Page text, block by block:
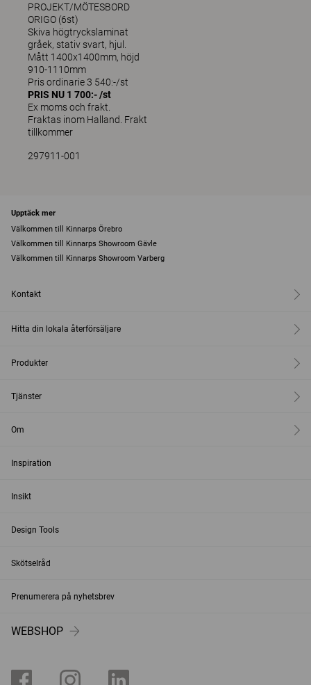
PROJEKT/MÖTESBORD
ORIGO (6st)
Skiva högtryckslaminat
gråek, stativ svart, hjul.
Mått 1400x1400mm, höjd
910-1110mm
Pris ordinarie 3 540:-/st
PRIS NU 1 700:- /st
Ex moms och frakt.
Fraktas inom Halland. Frakt
tillkommer
297911-001
Upptäck mer
Välkommen till Kinnarps Örebro
Välkommen till Kinnarps Showroom Gävle
Välkommen till Kinnarps Showroom Varberg
Kontakt
Hitta din lokala återförsäljare
Produkter
Tjänster
Om
Inspiration
Insikt
Design Tools
Skötselråd
Prenumerera på nyhetsbrev
WEBSHOP